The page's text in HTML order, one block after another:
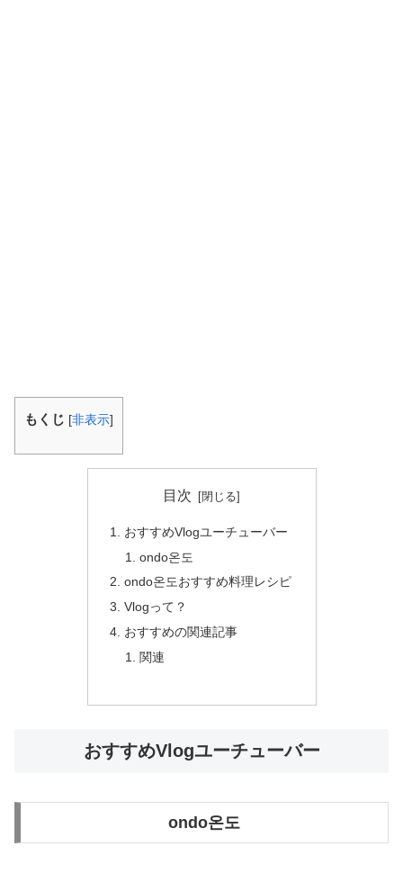
もくじ [非表示]
目次
おすすめVlogユーチューバー
ondo온도
ondo온도おすすめ料理レシピ
Vlogって？
おすすめの関連記事
関連
おすすめVlogユーチューバー
ondo온도